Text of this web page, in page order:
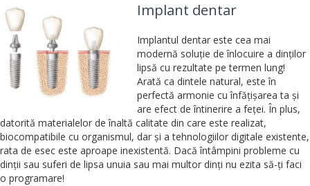
Implant dentar
Implantul dentar este cea mai
modernă soluție de înlocuire a dinților
lipsă cu rezultate pe termen lung!
Arată ca dintele natural, este în
perfectă armonie cu înfățișarea ta și
are efect de întinerire a feței. În plus,
datorită materialelor de înaltă calitate din care este realizat,
biocompatibile cu organismul, dar și a tehnologiilor digitale existente,
rata de esec este aproape inexistentă. Dacă întâmpini probleme cu
dinții sau suferi de lipsa unuia sau mai multor dinți nu ezita să-ți faci
o programare!